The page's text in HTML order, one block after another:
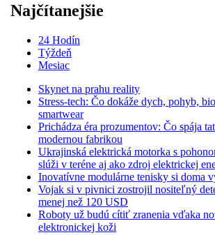
Najčítanejšie
24 Hodín
Týždeň
Mesiac
Skynet na prahu reality
Stress-tech: Čo dokáže dych, pohyb,
smartwear
Prichádza éra prozumentov: Čo spája
modernou fabrikou
Ukrajinská elektrická motorka s
slúži v teréne aj ako zdroj elektrickej
Inovatívne modulárne tenisky si doma
Vojak si v pivnici zostrojil nositeľný
menej než 120 USD
Roboty už budú cítiť zranenia vďaka
elektronickej koži